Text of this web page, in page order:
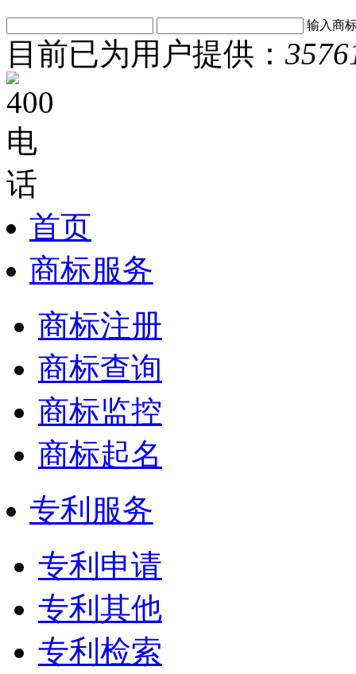
输入商
目前已为用户提供：
首页
商标服务
商标注册
商标查询
商标监控
商标起名
专利服务
专利申请
专利其他
专利检索